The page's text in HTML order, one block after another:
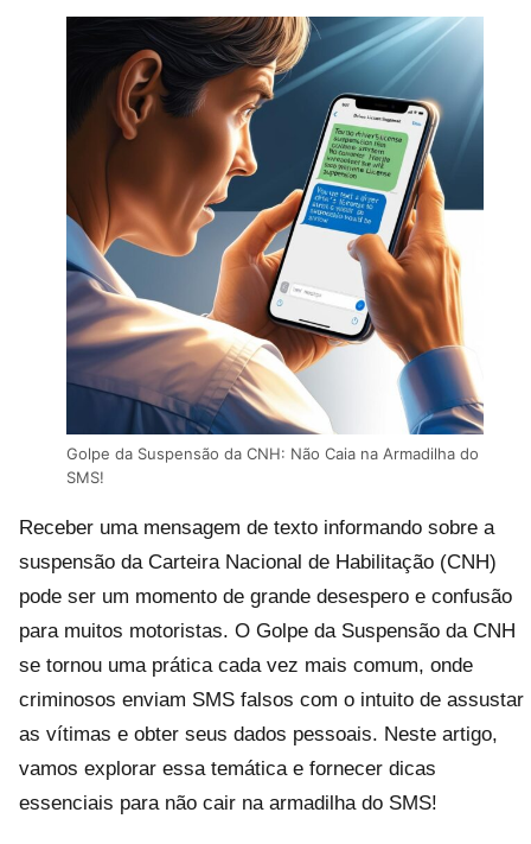
Golpe da Suspensão da CNH: Não Caia na Armadilha do
SMS!
Receber uma mensagem de texto informando sobre a
suspensão da Carteira Nacional de Habilitação (CNH)
pode ser um momento de grande desespero e confusão
para muitos motoristas. O Golpe da Suspensão da CNH
se tornou uma prática cada vez mais comum, onde
criminosos enviam SMS falsos com o intuito de assustar
as vítimas e obter seus dados pessoais. Neste artigo,
vamos explorar essa temática e fornecer dicas
essenciais para não cair na armadilha do SMS!